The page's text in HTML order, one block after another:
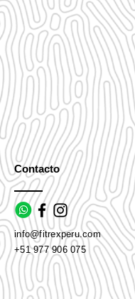
Contacto
info@fitrexperu.com
+51 977 906 075